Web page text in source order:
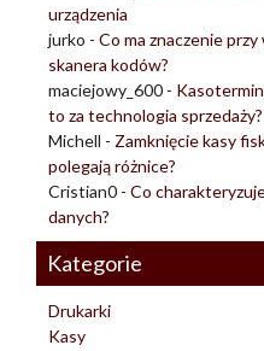
urządzenia
jurko - Co ma znaczenie
skanera kodów?
maciejowy_600 -
to za technologia sprzedaży?
Michell - Zamknięcie kasy
polegają różnice?
Cristian0 - Co
danych?
Kategorie
Drukarki
Kasy